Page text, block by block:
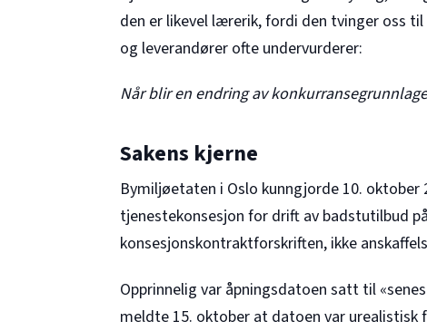
den er likevel lærerik, fordi den tvinger oss
og leverandører ofte undervurderer:
Når blir en endring av
Sakens kjerne
Bymiljøetaten i Oslo kunngjorde 10. oktober
tjenestekonsesjon for drift av badstutilbud
konsesjonskontraktforskriften, ikke
Opprinnelig var åpningsdatoen satt til
meldte 15. oktober at datoen var